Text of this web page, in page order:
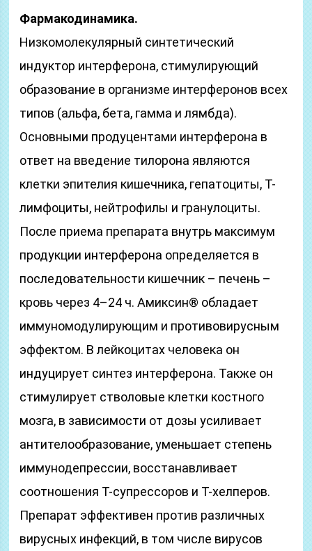
Фармакодинамика.
Низкомолекулярный синтетический
индуктор интерферона, стимулирующий
образование в организме интерферонов всех
типов (альфа, бета, гамма и лямбда).
Основными продуцентами интерферона в
ответ на введение тилорона являются
клетки эпителия кишечника, гепатоциты, T-
лимфоциты, нейтрофилы и гранулоциты.
После приема препарата внутрь максимум
продукции интерферона определяется в
последовательности кишечник – печень –
кровь через 4–24 ч. Амиксин® обладает
иммуномодулирующим и противовирусным
эффектом. В лейкоцитах человека он
индуцирует синтез интерферона. Также он
стимулирует стволовые клетки костного
мозга, в зависимости от дозы усиливает
антителообразование, уменьшает степень
иммунодепрессии, восстанавливает
соотношения T-супрессоров и T-хелперов.
Препарат эффективен против различных
вирусных инфекций, в том числе вирусов